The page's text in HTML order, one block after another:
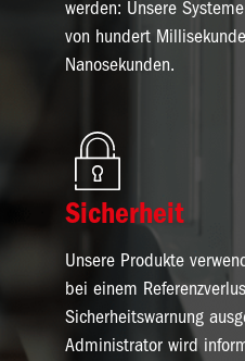
werden: Unsere
von hundert
Nanosekunden.
Bild
Sicherheit
Unsere Produkte
bei einem
Sicherheitswarnung
Administrator wird